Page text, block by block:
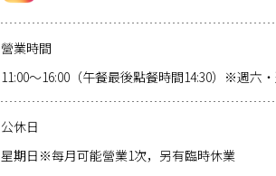
營業時間
11:00～16:00（午餐最後點餐時間14:30）※週六
公休日
星期日※每月可能營業1次，另有臨時休業